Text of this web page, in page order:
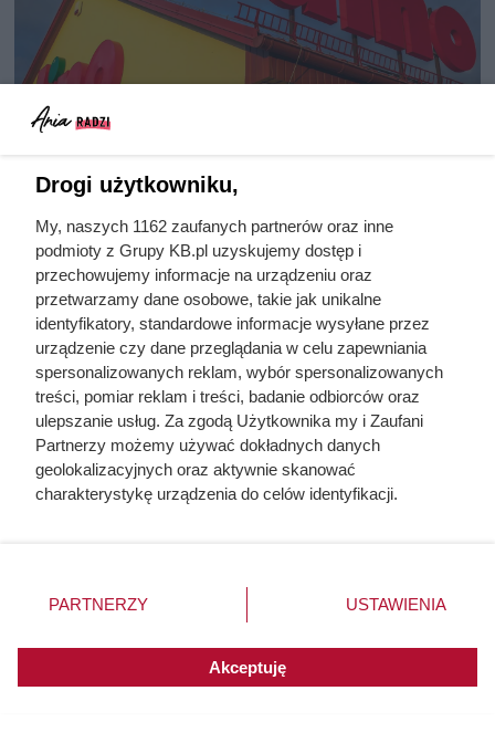
Nowa kawa w Dino robi furorę.
Kawosze zachwyceni smakiem, a
cena jest rewelacyjna
Duża puszka 800 g za 5,49 zł w
Drogi użytkowniku,
My, naszych 1162 zaufanych partnerów oraz inne
podmioty z Grupy KB.pl uzyskujemy dostęp i
przechowujemy informacje na urządzeniu oraz
przetwarzamy dane osobowe, takie jak unikalne
identyfikatory, standardowe informacje wysyłane przez
urządzenie czy dane przeglądania w celu zapewniania
spersonalizowanych reklam, wybór spersonalizowanych
treści, pomiar reklam i treści, badanie odbiorców oraz
ulepszanie usług. Za zgodą Użytkownika my i Zaufani
Partnerzy możemy używać dokładnych danych
geolokalizacyjnych oraz aktywnie skanować
charakterystykę urządzenia do celów identyfikacji.
zmienić/wycofać klikając przycisk ustawień prywatności
znajdujący się w lewym dolnym rogu strony. Niektóre
użytkownika, ale masz prawo sprzeciwić się takiemu
przetwarzaniu. Preferencje będą miały zastosowania do
PARTNERZY USTAWIENIA
Akceptuję